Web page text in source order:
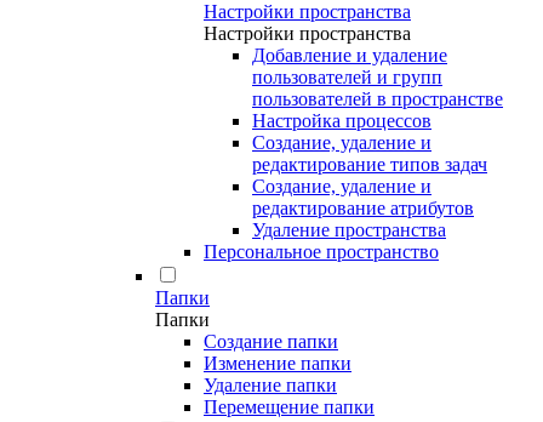
Настройки пространства
Настройки пространства
Добавление и удаление
пользователей и групп
пользователей в пространстве
Настройка процессов
Создание, удаление и
редактирование типов задач
Создание, удаление и
редактирование атрибутов
Удаление пространства
Персональное пространство
Папки
Папки
Создание папки
Изменение папки
Удаление папки
Перемещение папки